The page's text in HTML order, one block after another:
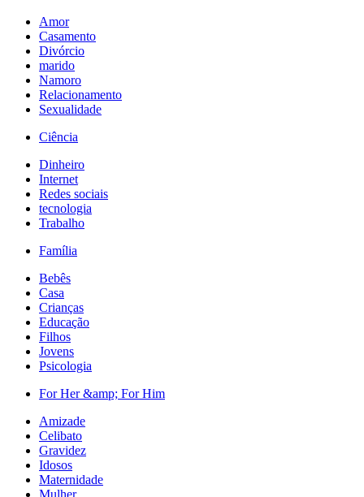
Amor
Casamento
Divórcio
marido
Namoro
Relacionamento
Sexualidade
Ciência
Dinheiro
Internet
Redes sociais
tecnologia
Trabalho
Família
Bebês
Casa
Crianças
Educação
Filhos
Jovens
Psicologia
For Her &amp; For Him
Amizade
Celibato
Gravidez
Idosos
Maternidade
Mulher